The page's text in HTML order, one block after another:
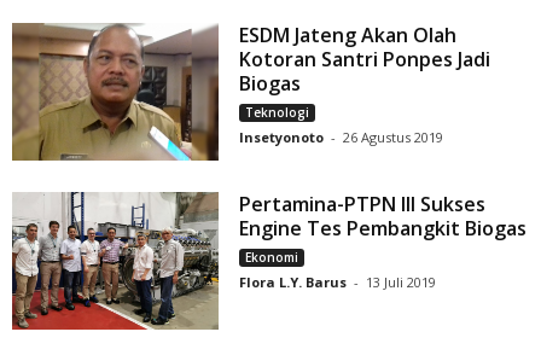
ESDM Jateng Akan Olah
Kotoran Santri Ponpes Jadi
Biogas
Teknologi
Insetyonoto - 26 Agustus 2019
Pertamina-PTPN III Sukses
Engine Tes Pembangkit Biogas
Ekonomi
Flora L.Y. Barus - 13 Juli 2019